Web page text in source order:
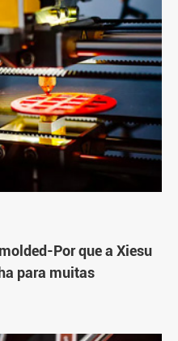
Por que a Xiesu
para muitas